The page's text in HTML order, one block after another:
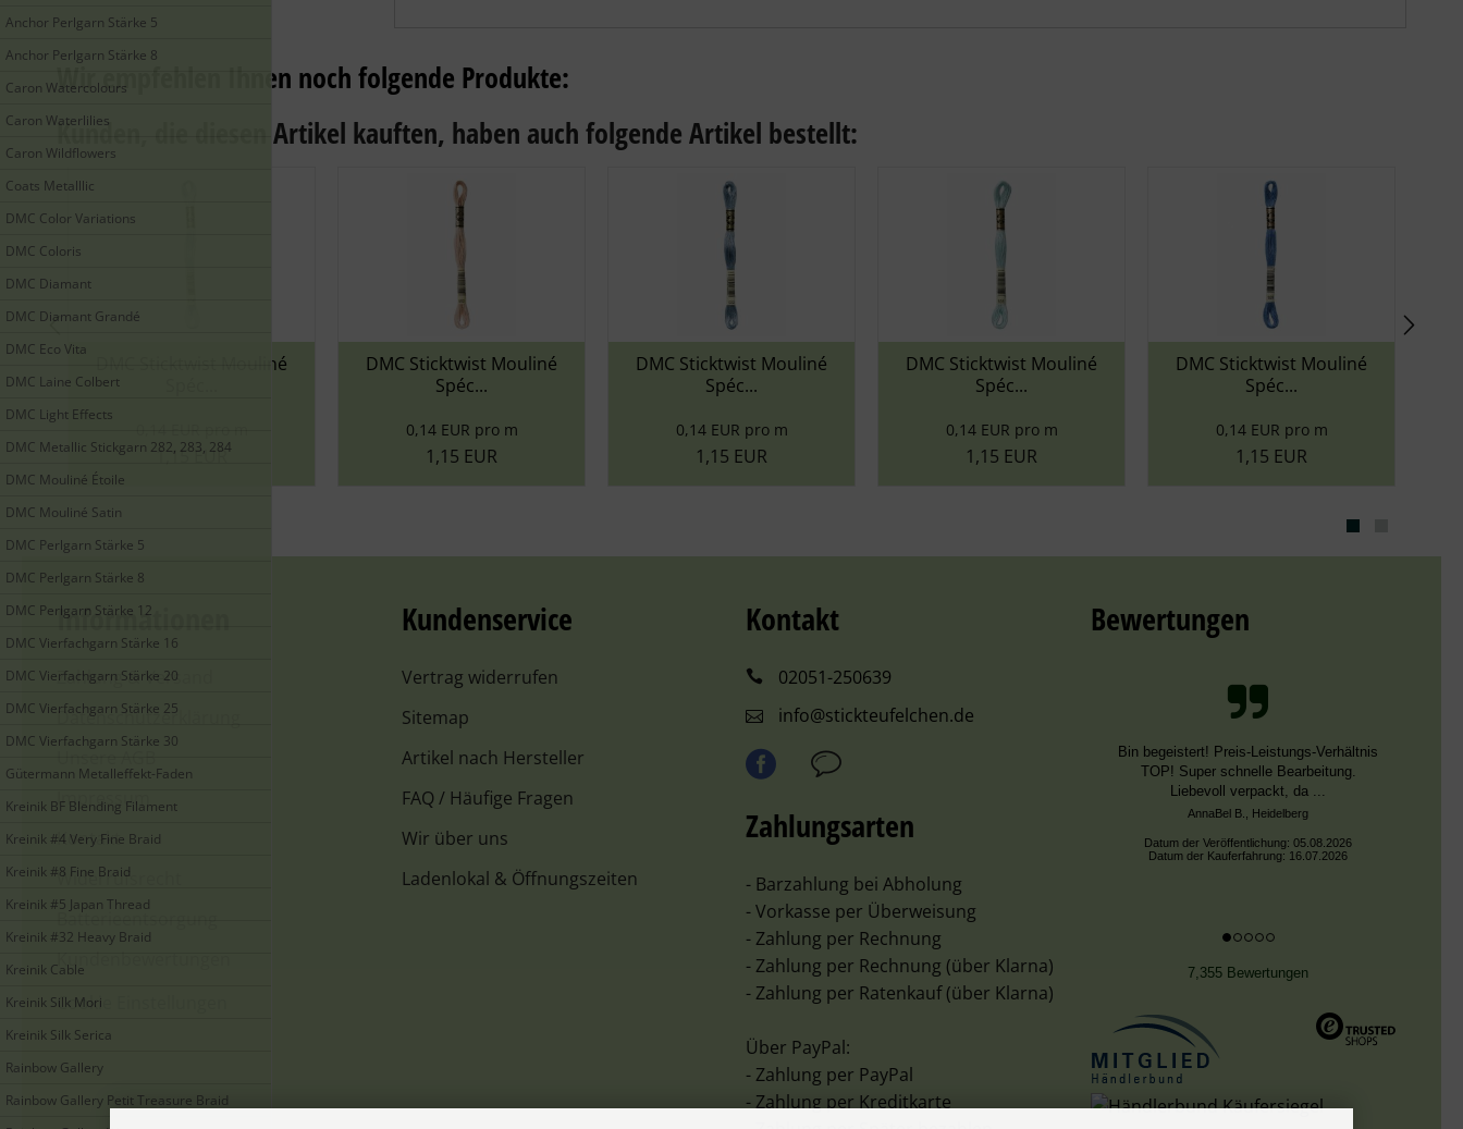
Anchor Perlgarn Stärke 5
Anchor Perlgarn Stärke 8
Caron Watercolours
Caron Waterlilies
Caron Wildflowers
Coats Metalllic
DMC Color Variations
DMC Coloris
DMC Diamant
DMC Diamant Grandé
DMC Eco Vita
DMC Laine Colbert
DMC Light Effects
DMC Metallic Stickgarn 282, 283, 284
DMC Mouliné Étoile
DMC Mouliné Satin
DMC Perlgarn Stärke 5
DMC Perlgarn Stärke 8
DMC Perlgarn Stärke 12
DMC Vierfachgarn Stärke 16
DMC Vierfachgarn Stärke 20
DMC Vierfachgarn Stärke 25
DMC Vierfachgarn Stärke 30
Gütermann Metalleffekt-Faden
Kreinik BF Blending Filament
Kreinik #4 Very Fine Braid
Kreinik #8 Fine Braid
Kreinik #5 Japan Thread
Kreinik #32 Heavy Braid
Kreinik Cable
Kreinik Silk Mori
Kreinik Silk Serica
Rainbow Gallery
Rainbow Gallery Petit Treasure Braid
Wir empfehlen Ihnen noch folgende Produkte:
Kunden, die diesen Artikel kauften, haben auch folgende Artikel bestellt:
Spéc...
1,15 EUR
DMC Sticktwist Mouliné
0,14 EUR pro m
1,15 EUR
DMC Sticktwist Mouliné
0,14 EUR pro m
1,15 EUR
DMC Sticktwist Mouliné
0,14 EUR pro m
1,15 EUR
DMC Sticktwist Mouliné
0,14 EUR pro m
1,15 EUR
Informationen
Zahlung & Versand
Datenschutzerklärung
Impressum
Kontakt
Widerrufsrecht
Batterieentsorgung
Kundenbewertungen
Cookie Einstellungen
Kundenservice
Vertrag widerrufen
Sitemap
Artikel nach Hersteller
FAQ / Häufige Fragen
Wir über uns
Ladenlokal & Öffnungszeiten
Kontakt
02051-250639
info@stickteufelchen.de
Zahlungsarten
- Barzahlung bei Abholung
- Vorkasse per Überweisung
- Zahlung per Rechnung
- Zahlung per Rechnung (über Klarna)
- Zahlung per Ratenkauf (über Klarna)
Über PayPal:
- Zahlung per PayPal
- Zahlung per Kreditkarte
Bewertungen
Bin begeistert! Preis-Leistungs-Verhältnis
TOP! Super schnelle Bearbeitung.
Liebevoll verpackt, da ...
AnnaBel B., Heidelberg
Datum der Veröffentlichung: 05.08.2026
Datum der Kauferfahrung: 16.07.2026
7,355 Bewertungen